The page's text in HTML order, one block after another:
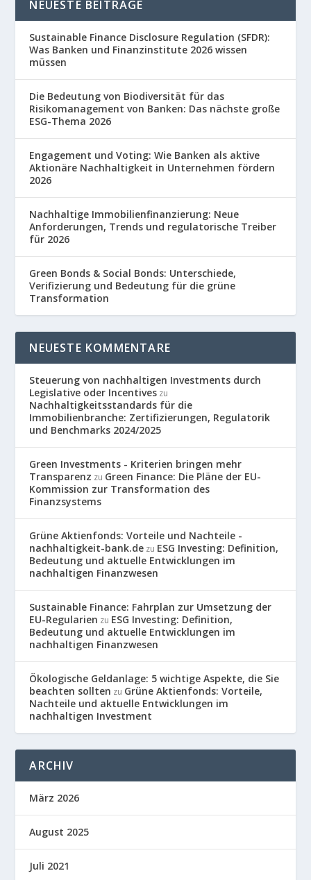
NEUESTE BEITRÄGE
Sustainable Finance Disclosure Regulation (SFDR):
Was Banken und Finanzinstitute 2026 wissen
müssen
Die Bedeutung von Biodiversität für das
Risikomanagement von Banken: Das nächste große
ESG-Thema 2026
Engagement und Voting: Wie Banken als aktive
Aktionäre Nachhaltigkeit in Unternehmen fördern
2026
Nachhaltige Immobilienfinanzierung: Neue
Anforderungen, Trends und regulatorische Treiber
für 2026
Green Bonds & Social Bonds: Unterschiede,
Verifizierung und Bedeutung für die grüne
Transformation
NEUESTE KOMMENTARE
Steuerung von nachhaltigen Investments durch
Legislative oder Incentives zu
Nachhaltigkeitsstandards für die
Immobilienbranche: Zertifizierungen, Regulatorik
und Benchmarks 2024/2025
Green Investments - Kriterien bringen mehr
Transparenz zu Green Finance: Die Pläne der EU-
Kommission zur Transformation des
Finanzsystems
Grüne Aktienfonds: Vorteile und Nachteile -
nachhaltigkeit-bank.de zu ESG Investing: Definition,
Bedeutung und aktuelle Entwicklungen im
nachhaltigen Finanzwesen
Sustainable Finance: Fahrplan zur Umsetzung der
EU-Regularien zu ESG Investing: Definition,
Bedeutung und aktuelle Entwicklungen im
nachhaltigen Finanzwesen
Ökologische Geldanlage: 5 wichtige Aspekte, die Sie
beachten sollten zu Grüne Aktienfonds: Vorteile,
Nachteile und aktuelle Entwicklungen im
nachhaltigen Investment
ARCHIV
März 2026
August 2025
Juli 2021